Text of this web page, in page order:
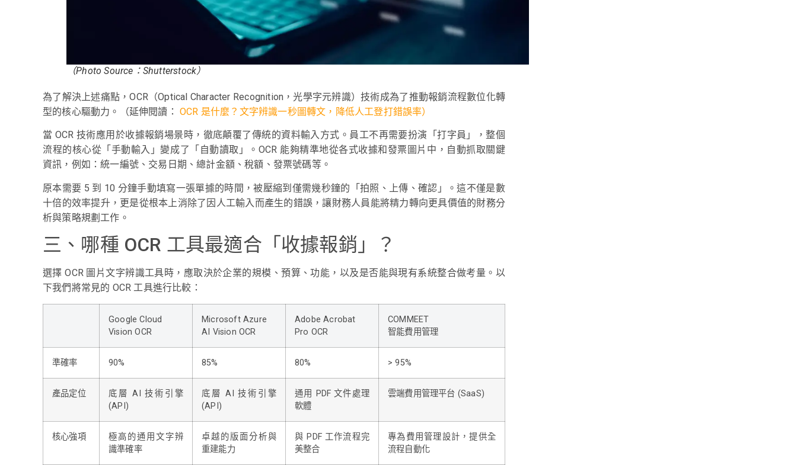
（Photo Source：Shutterstock）
為了解決上述痛點，OCR（Optical Character Recognition，光學字元辨識）技術成為了推動報銷流程數位化轉
型的核心驅動力。（延伸閱讀： OCR 是什麼？文字辨識一秒圖轉文，降低人工登打錯誤率）
當 OCR 技術應用於收據報銷場景時，徹底顛覆了傳統的資料輸入方式。員工不再需要扮演「打字員」，整個
流程的核心從「手動輸入」變成了「自動讀取」。OCR 能夠精準地從各式收據和發票圖片中，自動抓取關鍵
資訊，例如：統一編號、交易日期、總計金額、稅額、發票號碼等。
原本需要 5 到 10 分鐘手動填寫一張單據的時間，被壓縮到僅需幾秒鐘的「拍照、上傳、確認」。這不僅是數
十倍的效率提升，更是從根本上消除了因人工輸入而產生的錯誤，讓財務人員能將精力轉向更具價值的財務分
析與策略規劃工作。
三、哪種 OCR 工具最適合「收據報銷」？
選擇 OCR 圖片文字辨識工具時，應取決於企業的規模、預算、功能，以及是否能與現有系統整合做考量。以
下我們將常見的 OCR 工具進行比較：
Google Cloud
Vision OCR
Microsoft Azure
AI Vision OCR
Adobe Acrobat
Pro OCR
COMMEET
智能費用管理
準確率 90% 85% 80% > 95%
產品定位
底層 AI 技術引擎
(API)
底層 AI 技術引擎
(API)
通用 PDF 文件處理
軟體
雲端費用管理平台 (SaaS)
核心強項
極高的通用文字辨
識準確率
卓越的版面分析與
重建能力
與 PDF 工作流程完
美整合
專為費用管理設計，提供全
流程自動化